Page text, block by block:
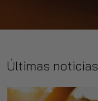
Últimas noticias